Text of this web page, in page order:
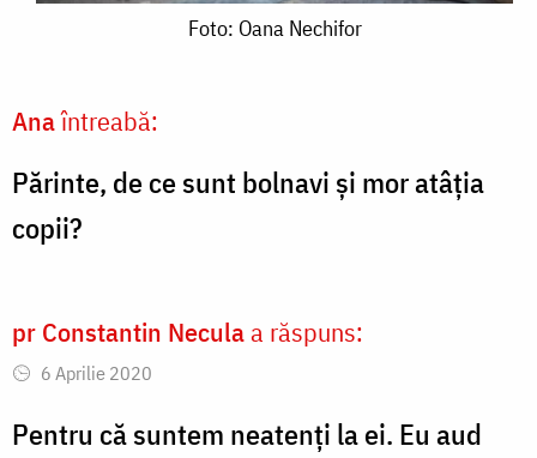
Nechifor
Foto: Oana Nechifor
Anaîntreabă:
Părinte, de ce sunt bolnavi și mor atâția
copii?
pr Constantin Necula a răspuns:
6 Aprilie 2020
Pentru că suntem neatenți la ei. Eu aud